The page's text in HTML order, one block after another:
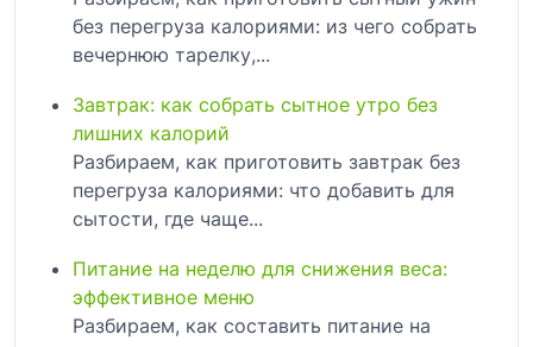
без перегруза калориями: из чего собрать
вечернюю тарелку,...
Завтрак: как собрать сытное утро без
лишних калорий
Разбираем, как приготовить завтрак без
перегруза калориями: что добавить для
сытости, где чаще...
Питание на неделю для снижения веса:
эффективное меню
Разбираем, как составить питание на